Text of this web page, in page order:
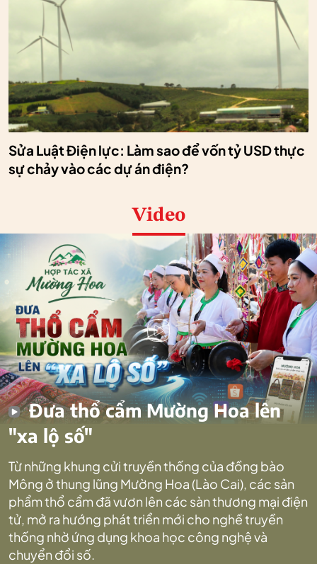
Sửa Luật Điện lực: Làm sao để vốn tỷ USD thực
sự chảy vào các dự án điện?
Video
Đưa thổ cẩm Mường Hoa lên
"xa lộ số"
Từ những khung cửi truyền thống của đồng bào
Mông ở thung lũng Mường Hoa (Lào Cai), các sản
phẩm thổ cẩm đã vươn lên các sàn thương mại điện
tử, mở ra hướng phát triển mới cho nghề truyền
thống nhờ ứng dụng khoa học công nghệ và
chuyển đổi số.